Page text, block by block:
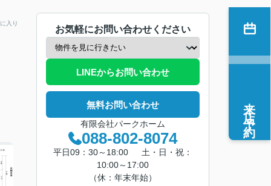
入り
お気軽にお問い合わせください
LINEからお問い合わせ
無料お問い合わせ
有限会社パークホーム
088-802-8074
平日09：30～18:00 土・日・祝：
10:00～17:00
（休：年末年始）
来店予約